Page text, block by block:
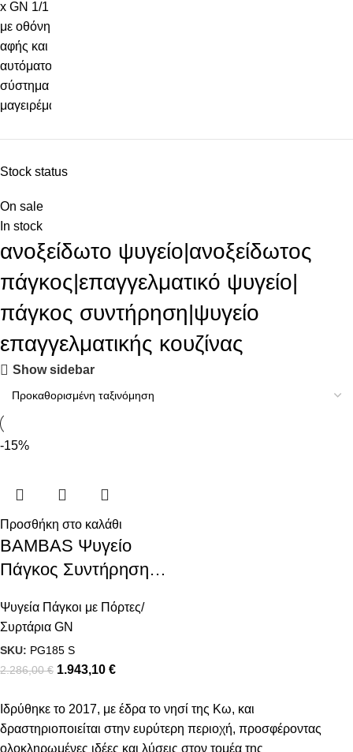
Stock status
On sale
In stock
ανοξείδωτο ψυγείο|ανοξείδωτος
πάγκος|επαγγελματικό ψυγείο|
πάγκος συντήρηση|ψυγείο
επαγγελματικής κουζίνας
Show sidebar
-15%
Προσθήκη στο καλάθι
BAMBAS Ψυγείο
Πάγκος Συντήρηση
Ψυγεία Πάγκοι με Πόρτες/
Συρτάρια GN
SKU: PG185 S
2.286,00€ 1.943,10 €
Ιδρύθηκε το 2017, με έδρα το νησί της Κω, και
δραστηριοποιείται στην ευρύτερη περιοχή, προσφέροντας
ολοκληρωμένες ιδέες και λύσεις στον τομέα της